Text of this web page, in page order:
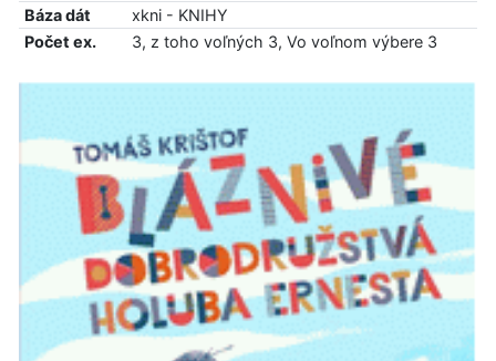
Báza dát
xkni - KNIHY
Počet ex.
3, z toho voľných 3, Vo voľnom výbere 3